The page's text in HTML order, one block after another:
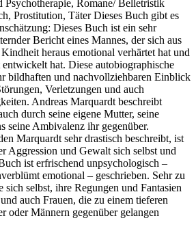
Psychotherapie, Romane/ Belletristik
Prostitution, Täter Dieses Buch gibt es
Dieses Buch ist ein sehr
Bericht eines Mannes, der sich aus
heraus emotional verhärtet hat und
hat. Diese autobiographische
bildhaften und nachvollziehbaren Einblick
Verletzungen und auch
Andreas Marquardt beschreibt
durch seine eigene Mutter, seine
seine Ambivalenz ihr gegenüber.
Marquardt sehr drastisch beschreibt, ist
Aggression und Gewalt sich selbst und
ist erfrischend unpsychologisch –
emotional – geschrieben. Sehr zu
sich selbst, ihre Regungen und Fantasien
auch Frauen, die zu einem tieferen
oder Männern gegenüber gelangen